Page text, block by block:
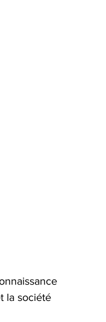
la société